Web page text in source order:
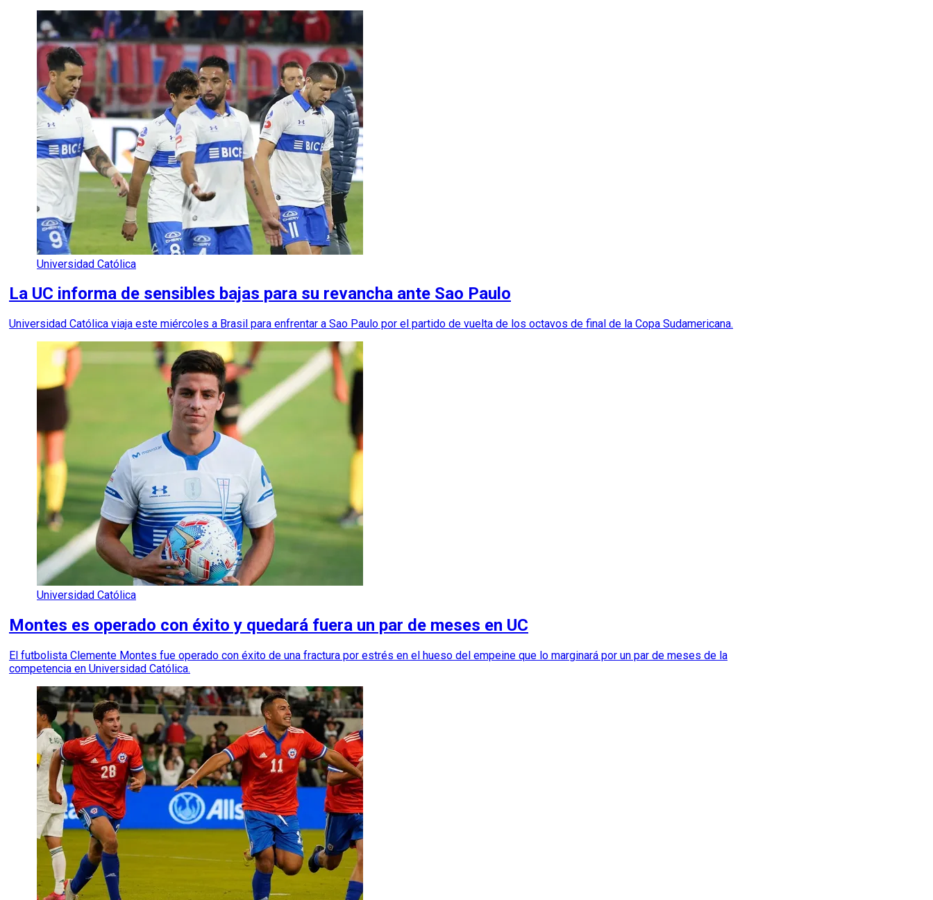
Universidad Católica
La UC informa de sensibles bajas para su revancha ante Sao Paulo
Universidad Católica viaja este miércoles a Brasil para enfrentar a Sao Paulo por el partido de vuelta de los octavos de final de la Copa Sudamericana.
Universidad Católica
Montes es operado con éxito y quedará fuera un par de meses en UC
El futbolista Clemente Montes fue operado con éxito de una fractura por estrés en el hueso del empeine que lo marginará por un par de meses de la
competencia en Universidad Católica.